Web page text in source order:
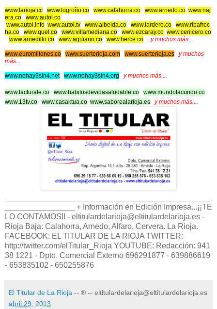
www.larioja.cc www.logroño.co www.calahorra.co www.arnedo.co www.naj
era.co
www.autol.co
www.autol.info www.autol.tv www.albelda.co www.lardero.co
www.ribafrec
ha.co
www.quel.co www.villamediana.co www.ezcaray.co www.cenicero.co
www.arnedillo.co
www.aguiano.co www.herce.co ... y muchos más....
www.euromillones.co www.suerterioja.com www.suerterioja.es
y muchos
más....
www.nohay3sin4.net www.nohay3sin4.org y muchos más....
www.lacturale.co www.habitosdevidasaludable.co
www.mundofacundo.co
www.13tv.co
www.casaktua.co www.saborealarioja.es y muchos más....
________________ + Información en Edición Impresa...¡¡TE
LO CONTAMOS!! - eltitulardelarioja@eltitulardelarioja.es -
Rioja Baja: Calahorra, Arnedo, Alfaro, Cervera. La Rioja.
FACEBOOK: EL TITULAR DE LA RIOJA TWITTER:
http://twitter.com/elTitular_Rioja YOUTUBE: Redacción: 941
38 1221 - Dpto. Comercial Externo 696291877 - 639886619
- 653835102 - 650255876
El Titular de La Rioja -- ® -- eltitulardelarioja@eltitulardelarioja.es
abril 29, 2013